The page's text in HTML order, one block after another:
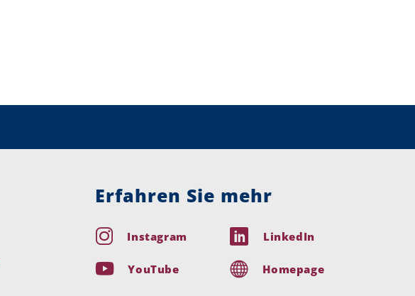
Erfahren Sie mehr
Instagram LinkedIn
YouTube Homepage